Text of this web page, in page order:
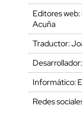
Editores
Acuña
Traductor:
Informático:
Redes